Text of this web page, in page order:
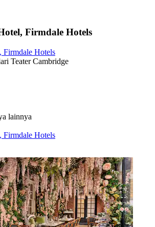
Firmdale Hotels
Firmdale Hotels
Teater Cambridge
lainnya
Firmdale Hotels